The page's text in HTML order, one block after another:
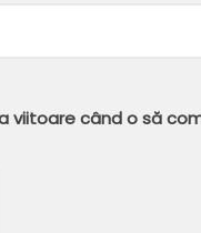
viitoare când o să